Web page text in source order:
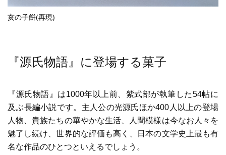
亥の子餅(再現)
『源氏物語』に登場する菓子
『源氏物語』は1000年以上前、紫式部が執筆した54帖に
及ぶ長編小説です。主人公の光源氏ほか400人以上の登場
人物、貴族たちの華やかな生活、人間模様は今なお人々を
魅了し続け、世界的な評価も高く、日本の文学史上最も有
名な作品のひとつといえるでしょう。